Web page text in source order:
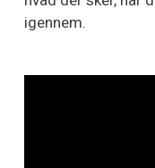
igennem.